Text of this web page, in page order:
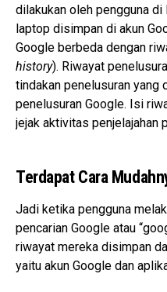
dilakukan oleh pengguna
laptop disimpan di akun
Google berbeda dengan
history). Riwayat
tindakan penelusuran yang
penelusuran Google. Isi
jejak aktivitas penjelajahan
Terdapat Cara
Jadi ketika pengguna
pencarian Google atau
riwayat mereka disimpan
yaitu akun Google dan